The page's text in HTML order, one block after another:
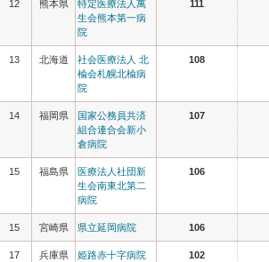
12 熊本県
特定医療法人萬
生会熊本第一病
院
111
13 北海道
社会医療法人 北
楡会札幌北楡病
院
108
14 福岡県
国家公務員共済
組合連合会新小
倉病院
107
15 福島県
医療法人社団新
生会南東北第二
病院
106
15 宮崎県 県立延岡病院 106
17 兵庫県 姫路赤十字病院 102